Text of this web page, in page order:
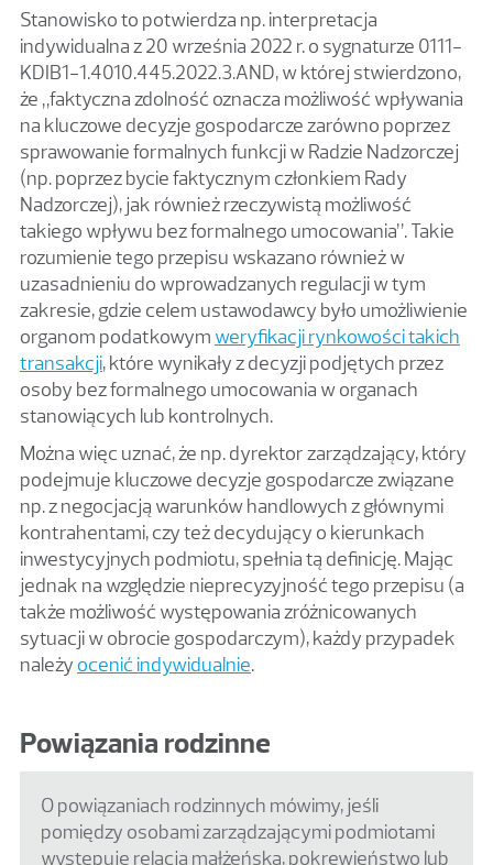
Stanowisko to potwierdza np. interpretacja
indywidualna z 20 września 2022 r. o sygnaturze 0111-
KDIB1-1.4010.445.2022.3.AND, w której stwierdzono,
że „faktyczna zdolność oznacza możliwość wpływania
na kluczowe decyzje gospodarcze zarówno poprzez
sprawowanie formalnych funkcji w Radzie Nadzorczej
(np. poprzez bycie faktycznym członkiem Rady
Nadzorczej), jak również rzeczywistą możliwość
takiego wpływu bez formalnego umocowania”. Takie
rozumienie tego przepisu wskazano również w
uzasadnieniu do wprowadzanych regulacji w tym
zakresie, gdzie celem ustawodawcy było umożliwienie
organom podatkowym weryfikacji rynkowości takich
transakcji, które wynikały z decyzji podjętych przez
osoby bez formalnego umocowania w organach
stanowiących lub kontrolnych.
Można więc uznać, że np. dyrektor zarządzający, który
podejmuje kluczowe decyzje gospodarcze związane
np. z negocjacją warunków handlowych z głównymi
kontrahentami, czy też decydujący o kierunkach
inwestycyjnych podmiotu, spełnia tą definicję. Mając
jednak na względzie nieprecyzyjność tego przepisu (a
także możliwość występowania zróżnicowanych
sytuacji w obrocie gospodarczym), każdy przypadek
należy ocenić indywidualnie.
Powiązania rodzinne
O powiązaniach rodzinnych mówimy, jeśli
pomiędzy osobami zarządzającymi podmiotami
występuje relacja małżeńska, pokrewieństwo lub